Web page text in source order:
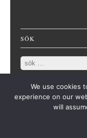
SÖK
Search
We use cookies
experience on our
will